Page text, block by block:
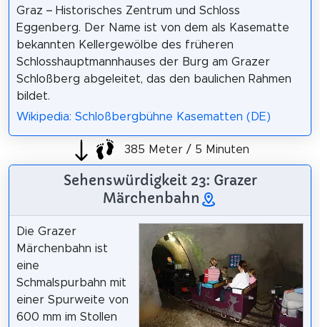
Graz – Historisches Zentrum und Schloss
Eggenberg. Der Name ist von dem als Kasematte
bekannten Kellergewölbe des früheren
Schlosshauptmannhauses der Burg am Grazer
Schloßberg abgeleitet, das den baulichen Rahmen
bildet.
Wikipedia: Schloßbergbühne Kasematten (DE)
385 Meter / 5 Minuten
Sehenswürdigkeit 23: Grazer
Märchenbahn
Die Grazer
Märchenbahn ist
eine
Schmalspurbahn mit
einer Spurweite von
600 mm im Stollen